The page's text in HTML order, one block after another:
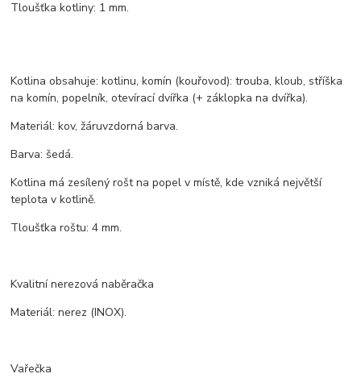
Tloušťka kotliny: 1 mm.
Kotlina obsahuje: kotlinu, komín (kouřovod): trouba, kloub, stříška
na komín, popelník, otevírací dvířka (+ záklopka na dvířka).
Materiál: kov, žáruvzdorná barva.
Barva: šedá.
Kotlina má zesílený rošt na popel v místě, kde vzniká největší
teplota v kotlině.
Tloušťka roštu: 4 mm.
Kvalitní nerezová naběračka
Materiál: nerez (INOX).
Vařečka